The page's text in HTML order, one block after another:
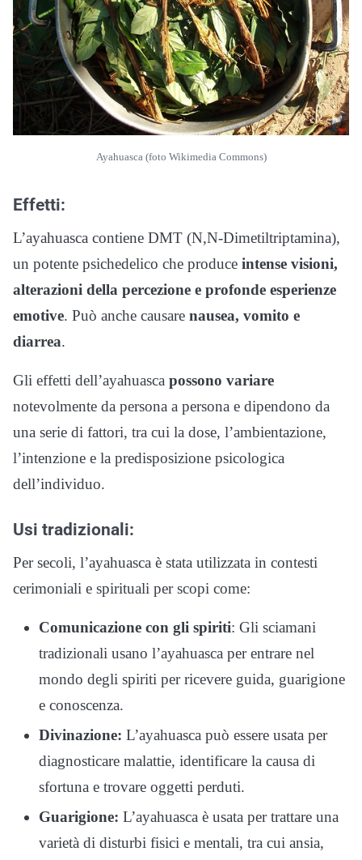
Ayahuasca (foto Wikimedia Commons)
Effetti:
L’ayahuasca contiene DMT (N,N-Dimetiltriptamina),
un potente psichedelico che produce intense visioni,
alterazioni della percezione e profonde esperienze
emotive. Può anche causare nausea, vomito e
diarrea.
Gli effetti dell’ayahuasca possono variare
notevolmente da persona a persona e dipendono da
una serie di fattori, tra cui la dose, l’ambientazione,
l’intenzione e la predisposizione psicologica
dell’individuo.
Usi tradizionali:
Per secoli, l’ayahuasca è stata utilizzata in contesti
cerimoniali e spirituali per scopi come:
Comunicazione con gli spiriti: Gli sciamani
tradizionali usano l’ayahuasca per entrare nel
mondo degli spiriti per ricevere guida, guarigione
e conoscenza.
Divinazione: L’ayahuasca può essere usata per
diagnosticare malattie, identificare la causa di
sfortuna e trovare oggetti perduti.
Guarigione: L’ayahuasca è usata per trattare una
varietà di disturbi fisici e mentali, tra cui ansia,